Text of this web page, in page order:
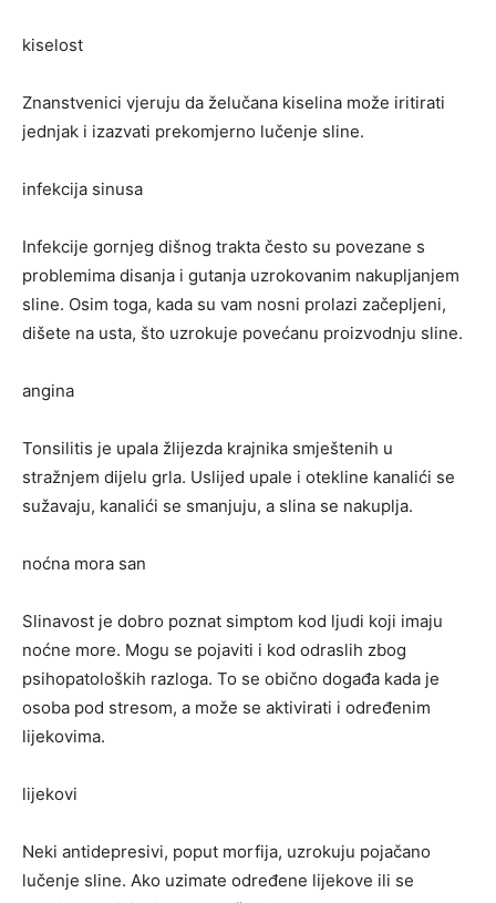
kiselost
Znanstvenici vjeruju da želučana kiselina može iritirati
jednjak i izazvati prekomjerno lučenje sline.
infekcija sinusa
Infekcije gornjeg dišnog trakta često su povezane s
problemima disanja i gutanja uzrokovanim nakupljanjem
sline. Osim toga, kada su vam nosni prolazi začepljeni,
dišete na usta, što uzrokuje povećanu proizvodnju sline.
angina
Tonsilitis je upala žlijezda krajnika smještenih u
stražnjem dijelu grla. Uslijed upale i otekline kanalići se
sužavaju, kanalići se smanjuju, a slina se nakuplja.
noćna mora san
Slinavost je dobro poznat simptom kod ljudi koji imaju
noćne more. Mogu se pojaviti i kod odraslih zbog
psihopatoloških razloga. To se obično događa kada je
osoba pod stresom, a može se aktivirati i određenim
lijekovima.
lijekovi
Neki antidepresivi, poput morfija, uzrokuju pojačano
lučenje sline. Ako uzimate određene lijekove ili se